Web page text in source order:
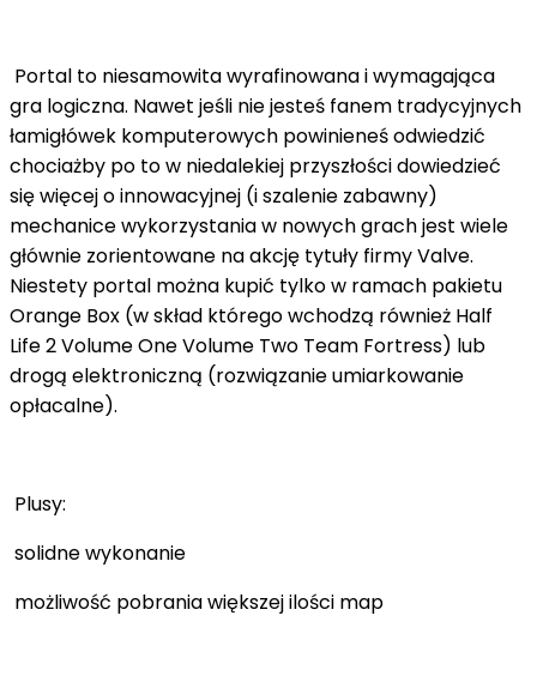
Portal to niesamowita wyrafinowana i wymagająca
gra logiczna. Nawet jeśli nie jesteś fanem tradycyjnych
łamigłówek komputerowych powinieneś odwiedzić
chociażby po to w niedalekiej przyszłości dowiedzieć
się więcej o innowacyjnej (i szalenie zabawny)
mechanice wykorzystania w nowych grach jest wiele
głównie zorientowane na akcję tytuły firmy Valve.
Niestety portal można kupić tylko w ramach pakietu
Orange Box (w skład którego wchodzą również Half
Life 2 Volume One Volume Two Team Fortress) lub
drogą elektroniczną (rozwiązanie umiarkowanie
opłacalne).
Plusy:
solidne wykonanie
możliwość pobrania większej ilości map